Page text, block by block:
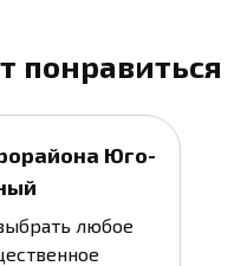
понравиться
Юго-
любое